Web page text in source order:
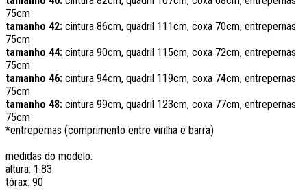
75cm
tamanho 42: cintura 86cm, quadril 111cm, coxa 70cm, entrepernas
75cm
tamanho 44: cintura 90cm, quadril 115cm, coxa 72cm, entrepernas
75cm
tamanho 46: cintura 94cm, quadril 119cm, coxa 74cm, entrepernas
75cm
tamanho 48: cintura 99cm, quadril 123cm, coxa 77cm, entrepernas
75cm
*entrepernas (comprimento entre virilha e barra)
medidas do modelo:
altura: 1.83
tórax: 90